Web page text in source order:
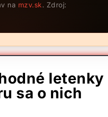
na mzv.sk. Zdroj:
letenky
sa o nich